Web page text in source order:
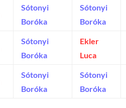
Sótonyi
Boróka
Sótonyi
Boróka
Sótonyi
Boróka
Ekler
Luca
Sótonyi
Boróka
Sótonyi
Boróka